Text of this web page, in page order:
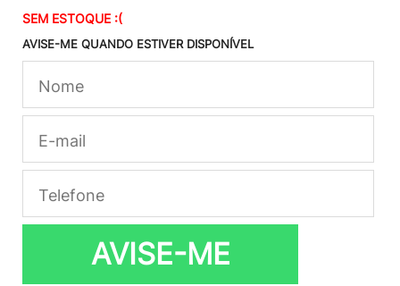
SEM ESTOQUE :(
AVISE-ME QUANDO ESTIVER DISPONÍVEL
AVISE-ME